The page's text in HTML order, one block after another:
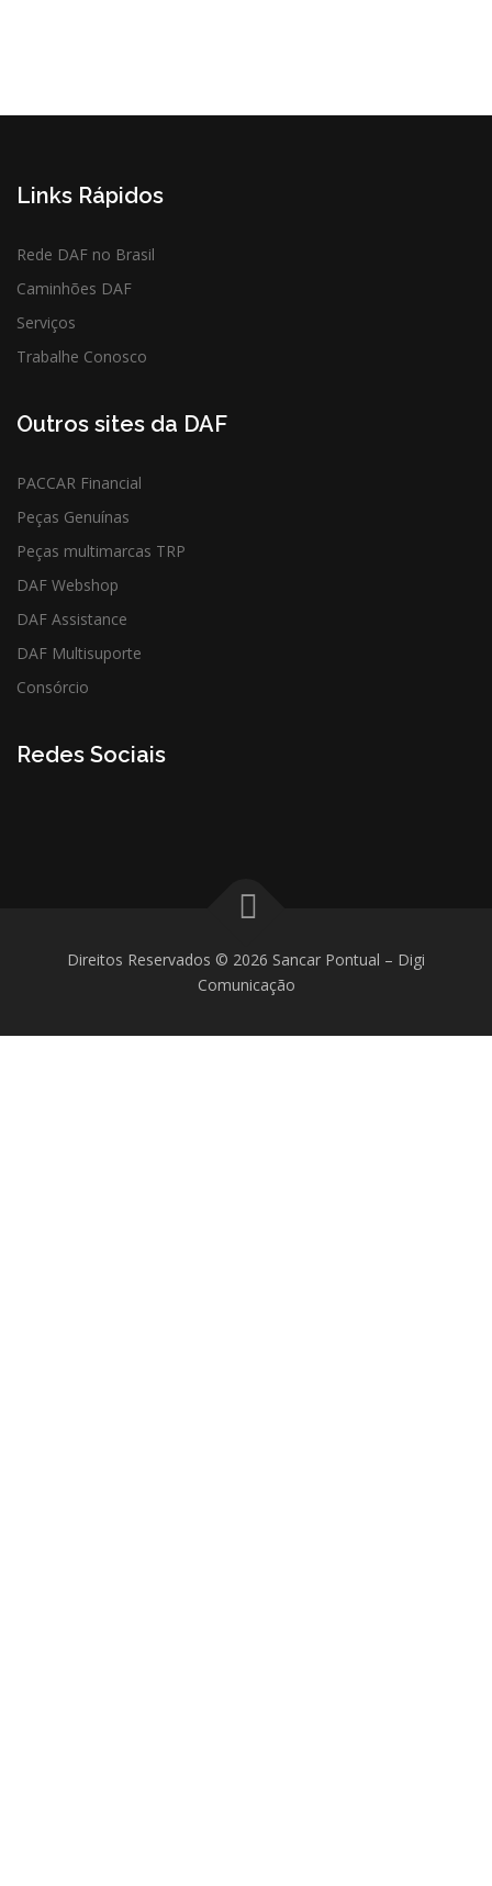
Links Rápidos
Rede DAF no Brasil
Caminhões DAF
Serviços
Trabalhe Conosco
Outros sites da DAF
PACCAR Financial
Peças Genuínas
Peças multimarcas TRP
DAF Webshop
DAF Assistance
DAF Multisuporte
Consórcio
Redes Sociais
Direitos Reservados © 2026 Sancar Pontual – Digi
Comunicação